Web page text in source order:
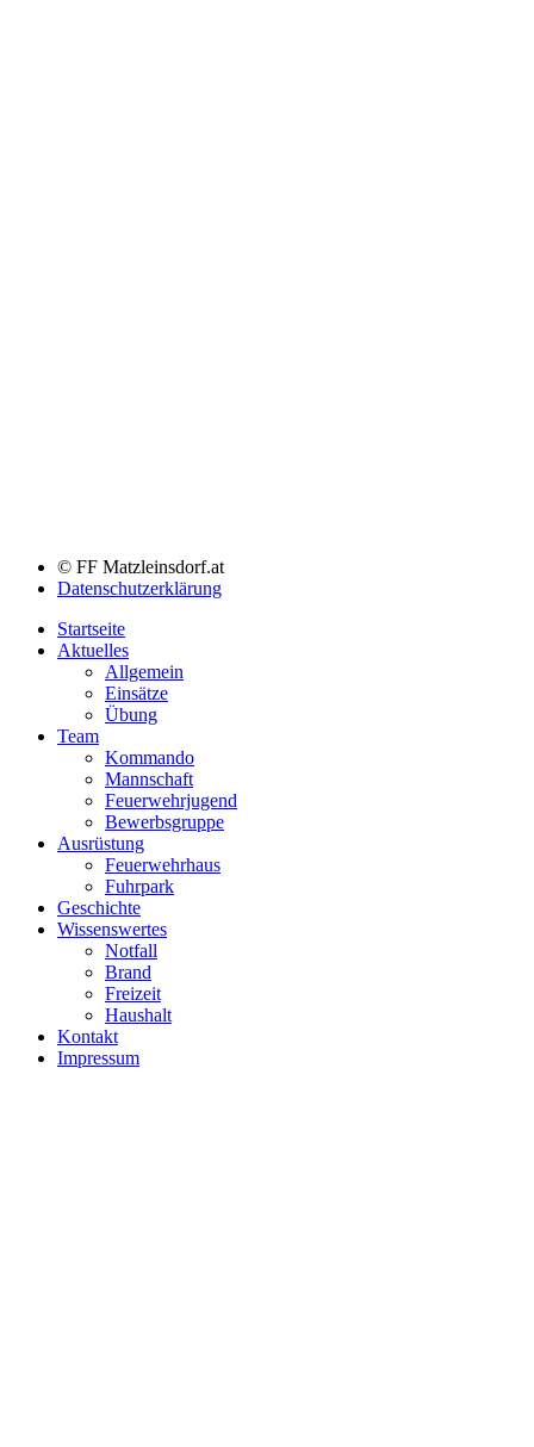
© FF Matzleinsdorf.at
Datenschutzerklärung
Startseite
Aktuelles
Allgemein
Einsätze
Übung
Team
Kommando
Mannschaft
Feuerwehrjugend
Bewerbsgruppe
Ausrüstung
Feuerwehrhaus
Fuhrpark
Geschichte
Wissenswertes
Notfall
Brand
Freizeit
Haushalt
Kontakt
Impressum